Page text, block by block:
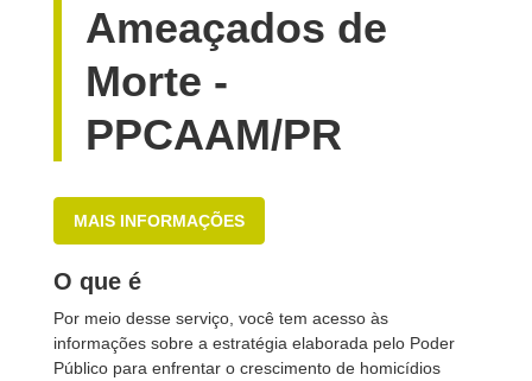
Ameaçados de
Morte -
PPCAAM/PR
MAIS INFORMAÇÕES
O que é
Por meio desse serviço, você tem acesso às
informações sobre a estratégia elaborada pelo Poder
Público para enfrentar o crescimento de homicídios